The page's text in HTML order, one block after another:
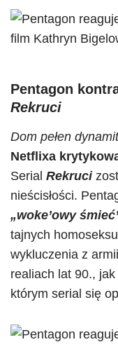
Pentagon
Rekruci
Dom pełen
Netflixa
Serial Rekruci
nieścisłości.
„woke’owy
tajnych
wykluczenia z
realiach lat 90.,
którym serial się